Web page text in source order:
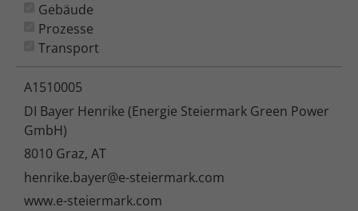
Gebäude
Prozesse
Transport
A1510005
DI Bayer Henrike (Energie Steiermark Green Power
GmbH)
8010 Graz, AT
henrike.bayer@e-steiermark.com
www.e-steiermark.com